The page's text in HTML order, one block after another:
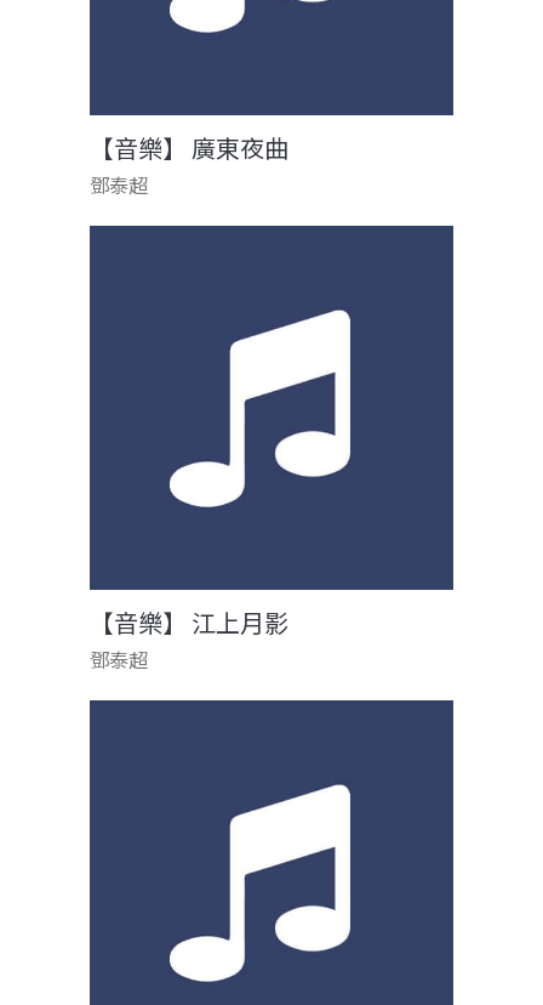
【音樂】 廣東夜曲
鄧泰超
【音樂】 江上月影
鄧泰超